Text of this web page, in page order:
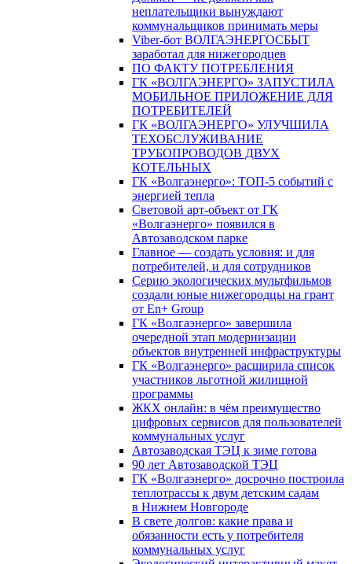
неплательщики вынуждают
коммунальщиков принимать меры
Viber-бот ВОЛГАЭНЕРГОСБЫТ
заработал для нижегородцев
ПО ФАКТУ ПОТРЕБЛЕНИЯ
ГК «ВОЛГАЭНЕРГО» ЗАПУСТИЛА
МОБИЛЬНОЕ ПРИЛОЖЕНИЕ ДЛЯ
ПОТРЕБИТЕЛЕЙ
ГК «ВОЛГАЭНЕРГО» УЛУЧШИЛА
ТЕХОБСЛУЖИВАНИЕ
ТРУБОПРОВОДОВ ДВУХ
КОТЕЛЬНЫХ
ГК «Волгаэнерго»: ТОП-5 событий с
энергией тепла
Световой арт-объект от ГК
«Волгаэнерго» появился в
Автозаводском парке
Главное — создать условия: и для
потребителей, и для сотрудников
Серию экологических мультфильмов
создали юные нижегородцы на грант
от En+ Group
ГК «Волгаэнерго» завершила
очередной этап модернизации
объектов внутренней инфраструктуры
ГК «Волгаэнерго» расширила список
участников льготной жилищной
программы
ЖКХ онлайн: в чём преимущество
цифровых сервисов для пользователей
коммунальных услуг
Автозаводская ТЭЦ к зиме готова
90 лет Автозаводской ТЭЦ
ГК «Волгаэнерго» досрочно построила
теплотрассы к двум детским садам
в Нижнем Новгороде
В свете долгов: какие права и
обязанности есть у потребителя
коммунальных услуг